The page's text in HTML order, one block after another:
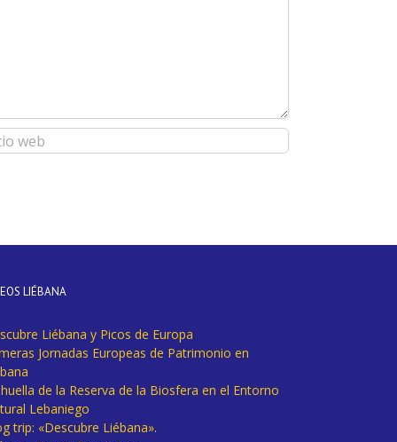
LIÉBANA
Liébana y Picos de Europa
Jornadas Europeas de Patrimonio en
de la Reserva de la Biosfera en el Entorno
Lebaniego
trip: «Descubre Liébana».